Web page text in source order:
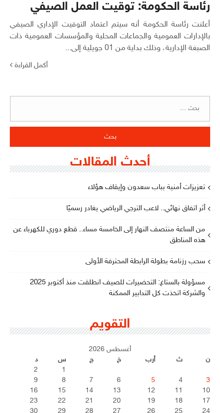
رئاسة الحكومة: توقيت العمل الصيفي
أعلنت رئاسة الحكومة أنه سيتم اعتماد التوقيت الإداري الصيفي
بالإدارات العمومية والجماعات المحلية والمؤسسات العمومية ذات
الصبغة الإدارية، وذلك بداية من 01 جويلية إلى...
أكمل القراءة
أحدث المقالات
تعزيزات أمنية بباب سعدون وإيقاف هؤلاء
أثر اتفاق نهائي.. لاعب الترجي الرياضي يغادر رسميًا
من الساعة منتصف النهار إلى الخامسة مساء.. قطع دوري للكهرباء عن
هذه المناطق
سحب رزنامة بطولة الرابطة المحترفة الأولى
مسؤولة بالستاغ: التحضيرات للصيف انطلقت منذ أكتوبر 2025
والشركة اتخذت كل التدابير الممكنة
التقويم
أغسطس 2026
ن
ث أرب خ ج س
د
1
2
3
4
5
6
7
8
9
10
11
12
13
14
15
16
17
18
19
20
21
22
23
24
25
26
27
28
29
30